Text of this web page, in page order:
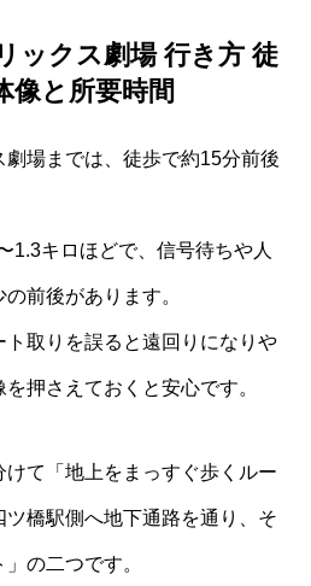
ックス劇場 行き方 徒
像と所要時間
場までは、徒歩で約15分前後
1.3キロほどで、信号待ちや人
前後があります。
取りを誤ると遠回りになりや
押さえておくと安心です。
て「地上をまっすぐ歩くルー
ツ橋駅側へ地下通路を通り、そ
の二つです。